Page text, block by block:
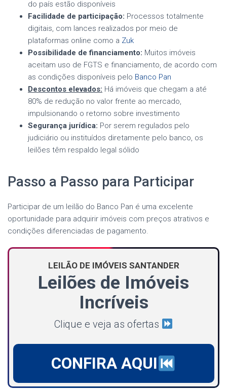
do país estão disponíveis
Facilidade de participação: Processos totalmente
digitais, com lances realizados por meio de
plataformas online como a Zuk
Possibilidade de financiamento: Muitos imóveis
aceitam uso de FGTS e financiamento, de acordo com
as condições disponíveis pelo Banco Pan
Descontos elevados: Há imóveis que chegam a até
80% de redução no valor frente ao mercado,
impulsionando o retorno sobre investimento
Segurança jurídica: Por serem regulados pelo
judiciário ou instituídos diretamente pelo banco, os
leilões têm respaldo legal sólido
Passo a Passo para Participar
Participar de um leilão do Banco Pan é uma excelente
oportunidade para adquirir imóveis com preços atrativos e
condições diferenciadas de pagamento.
LEILÃO DE IMÓVEIS SANTANDER
Leilões de Imóveis
Incríveis
Clique e veja as ofertas
CONFIRA AQUI